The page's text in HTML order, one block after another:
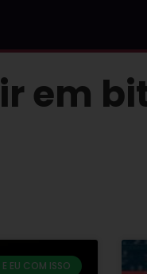
em
E EU COM ISSO